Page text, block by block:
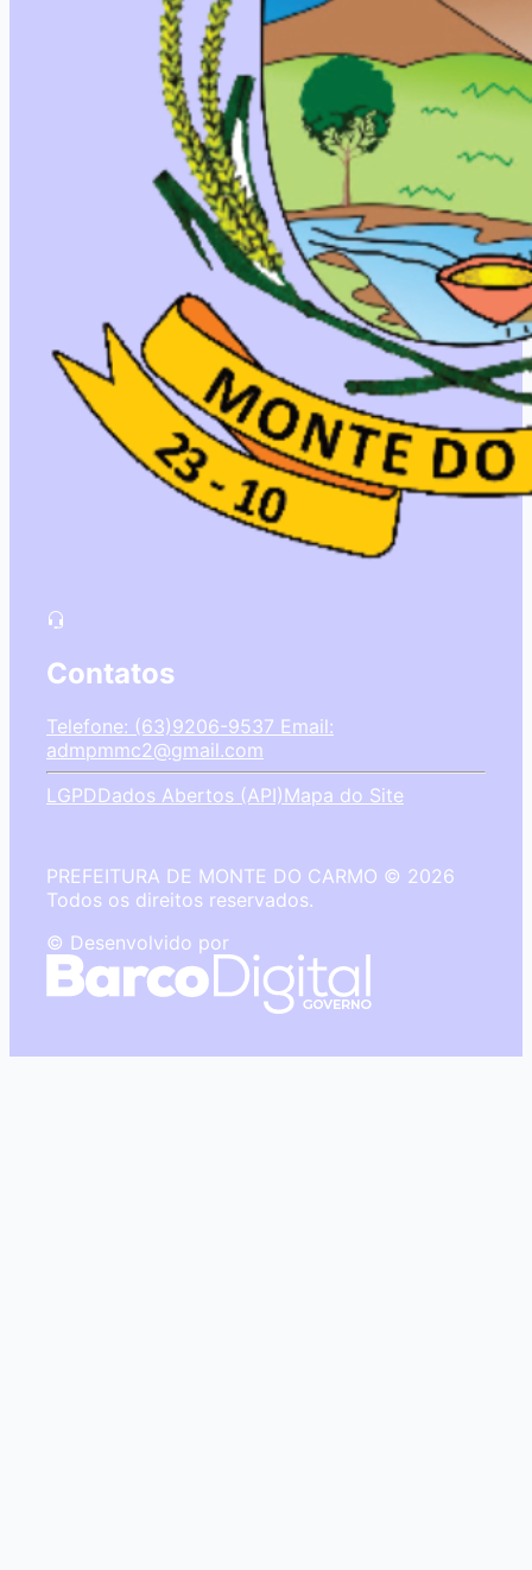
Contatos
Telefone: (63)9206-9537 Email:
admpmmc2@gmail.com
LGPDDados Abertos (API)Mapa do Site
PREFEITURA DE MONTE DO CARMO © 2026
Todos os direitos reservados.
© Desenvolvido por